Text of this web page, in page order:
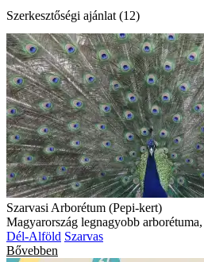
Szerkesztőségi ajánlat (12)
Szarvasi Arborétum (Pepi-kert)
Magyarország legnagyobb
Dél-Alföld Szarvas
Bővebben